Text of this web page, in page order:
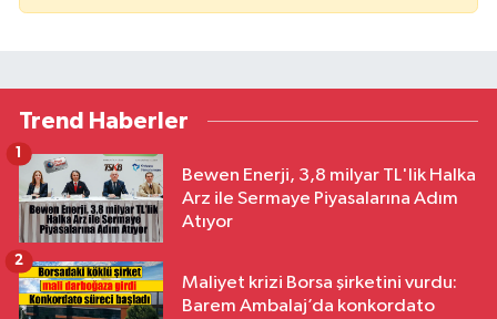
Trend Haberler
Bewen Enerji, 3,8 milyar TL'lik Halka
Arz ile Sermaye Piyasalarına Adım
Atıyor
1
Maliyet krizi Borsa şirketini vurdu:
Barem Ambalaj’da konkordato
2